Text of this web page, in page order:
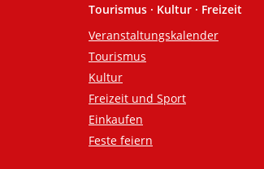
Tourismus · Kultur · Freizeit
Veranstaltungskalender
Tourismus
Kultur
Freizeit und Sport
Einkaufen
Feste feiern